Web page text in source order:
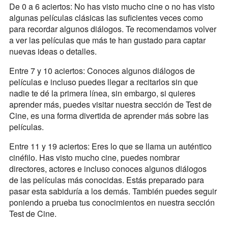
De 0 a 6 aciertos: No has visto mucho cine o no has visto
algunas películas clásicas las suficientes veces como
para recordar algunos diálogos. Te recomendamos volver
a ver las películas que más te han gustado para captar
nuevas ideas o detalles.
Entre 7 y 10 aciertos: Conoces algunos diálogos de
películas e incluso puedes llegar a recitarlos sin que
nadie te dé la primera línea, sin embargo, si quieres
aprender más, puedes visitar nuestra sección de Test de
Cine, es una forma divertida de aprender más sobre las
películas.
Entre 11 y 19 aciertos: Eres lo que se llama un auténtico
cinéfilo. Has visto mucho cine, puedes nombrar
directores, actores e incluso conoces algunos diálogos
de las películas más conocidas. Estás preparado para
pasar esta sabiduría a los demás. También puedes seguir
poniendo a prueba tus conocimientos en nuestra sección
Test de Cine.